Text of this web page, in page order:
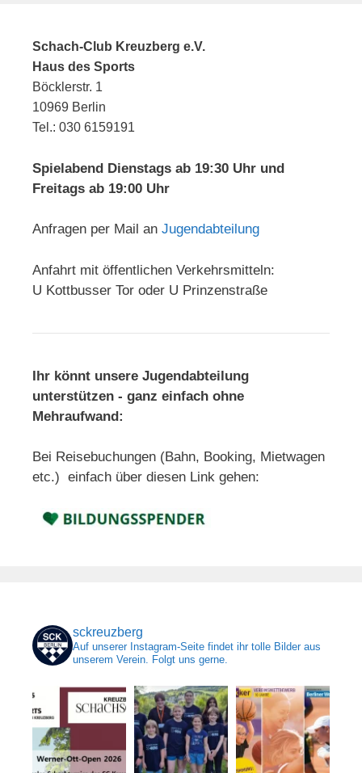
Schach-Club Kreuzberg e.V.
Haus des Sports
Böcklerstr. 1
10969 Berlin
Tel.: 030 6159191
Spielabend Dienstags ab 19:30 Uhr und
Freitags ab 19:00 Uhr
Anfragen per Mail an Jugendabteilung
Anfahrt mit öffentlichen Verkehrsmitteln:
U Kottbusser Tor oder U Prinzenstraße
Ihr könnt unsere Jugendabteilung
unterstützen - ganz einfach ohne
Mehraufwand:
Bei Reisebuchungen (Bahn, Booking, Mietwagen
etc.) einfach über diesen Link gehen:
sckreuzberg
Auf unserer Instagram-Seite findet ihr tolle Bilder aus
unserem Verein. Folgt uns gerne.